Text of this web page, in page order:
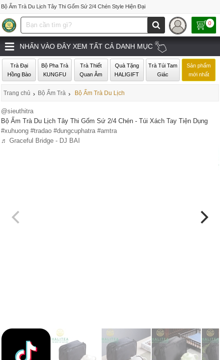
Bộ Ấm Trà Du Lịch Tây Thi Gốm Sứ 2/4 Chén Style Hiện Đại
0
NHẤN VÀO ĐÂY XEM TẤT CẢ DANH MỤC
Trà Đại
Hồng Bào
Bộ Pha Trà
KUNGFU
Trà Thiết
Quan Âm
Quà Tặng
HALIGIFT
Trà Túi Tam
Giác
Sản phẩm
mới nhất
Trang chủ › Bộ Ấm Trà › Bộ Ấm Trà Du Lịch
@sieuthitra
Bộ Ấm Trà Du Lịch Tây Thi Gốm Sứ 2/4 Chén - Túi Xách Tay Tiện Dụng
#xuhuong #tradao #dungcuphatra #amtra
♬ Graceful Bridge - DJ BAI